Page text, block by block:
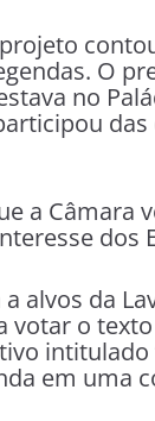
O
no
das
a Câmara
dos
alvos da
votar o
intitulado
em uma